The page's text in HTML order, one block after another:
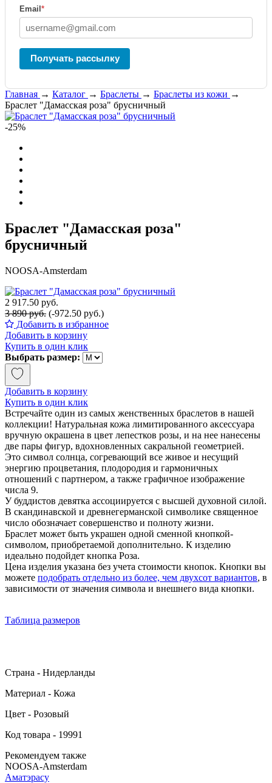
Email *
Получать рассылку
Главная → Каталог → Браслеты → Браслеты из кожи →
Браслет "Дамасская роза" брусничный
-25%
Браслет "Дамасская роза"
брусничный
NOOSA-Amsterdam
2 917.50 руб.
3 890 руб. (-972.50 руб.)
Добавить в избранное
Добавить в корзину
Купить в один клик
Выбрать размер:
Добавить в корзину
Купить в один клик
Встречайте один из самых женственных браслетов в нашей
коллекции! Натуральная кожа лимитированного аксессуара
вручную окрашена в цвет лепестков розы, и на нее нанесены
две пары фигур, вдохновленных сакральной геометрией.
Это символ солнца, согревающий все живое и несущий
энергию процветания, плодородия и гармоничных
отношений с партнером, а также графичное изображение
числа 9.
У буддистов девятка ассоциируется с высшей духовной силой.
В скандинавской и древнегерманской символике священное
число обозначает совершенство и полноту жизни.
Браслет может быть украшен одной сменной кнопкой-
символом, приобретаемой дополнительно. К изделию
идеально подойдет кнопка Роза.
Цена изделия указана без учета стоимости кнопок. Кнопки вы
можете подобрать отдельно из более, чем двухсот вариантов, в
зависимости от значения символа и внешнего вида кнопки.
Таблица размеров
Страна - Нидерланды
Материал - Кожа
Цвет - Розовый
Код товара - 19991
Рекомендуем также
NOOSA-Amsterdam
Аматэрасу